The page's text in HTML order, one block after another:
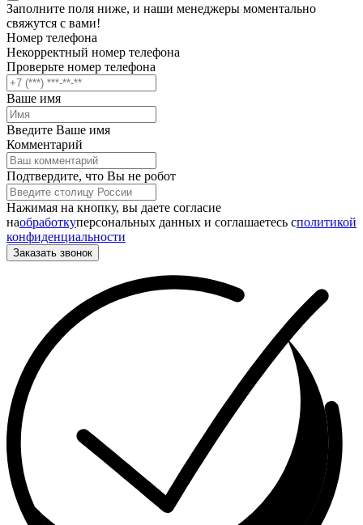
Заполните поля ниже, и наши менеджеры моментально
свяжутся с вами!
Номер телефона
Некорректный номер телефона
Проверьте номер телефона
Ваше имя
Введите Ваше имя
Комментарий
Подтвердите, что Вы не робот
Нажимая на кнопку, вы даете согласие
наобработкуперсональных данных и соглашаетесь cполитикой
конфиденциальности
Заказать звонок